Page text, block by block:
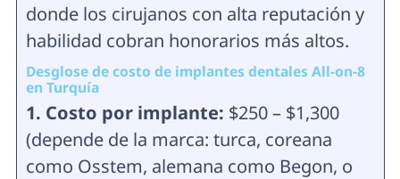
donde los cirujanos con alta reputación y
habilidad cobran honorarios más altos.
Desglose de costo de implantes dentales All-on-8
en Turquía
1. Costo por implante: $250 – $1,300
(depende de la marca: turca, coreana
como Osstem, alemana como Begon, o